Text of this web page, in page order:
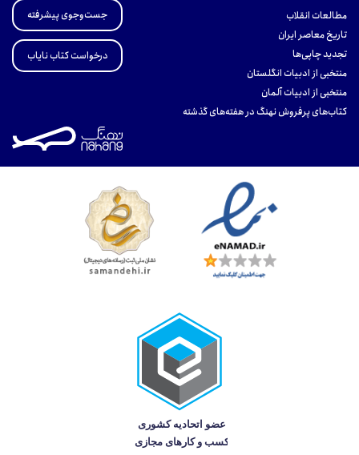
مطالعات انقلاب
تاریخ معاصر ایران
تجدید چاپی‌ها
منتخبی از ادبیات انگلستان
منتخبی از ادبیات آلمان
کتاب‌های پرفروش نهنگ در هفته‌های گذشته
جست‌وجوی پیشرفته
درخواست کتاب نایاب